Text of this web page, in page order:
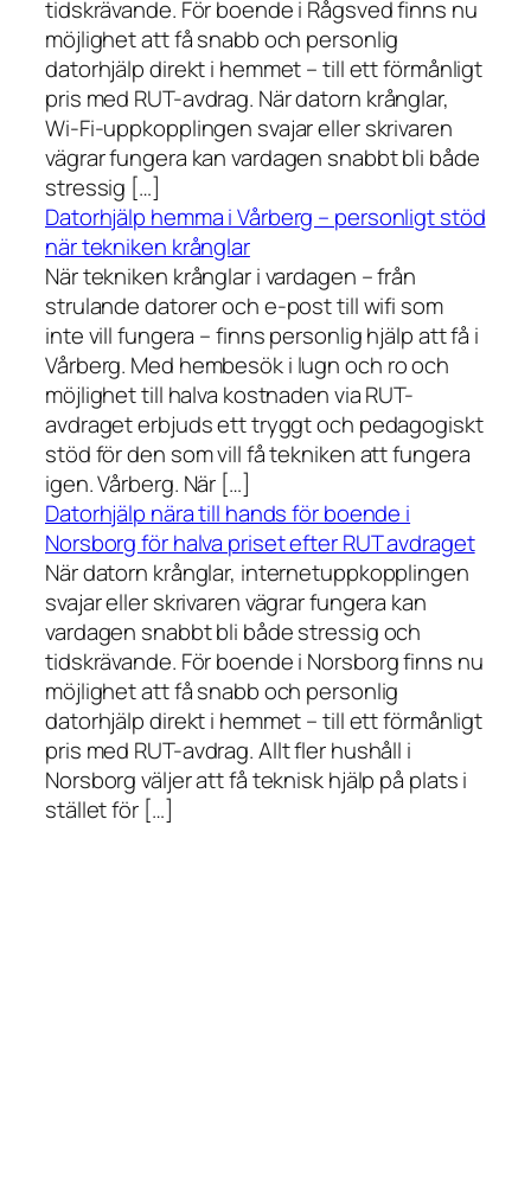
tidskrävande. För boende i Rågsved finns nu
möjlighet att få snabb och personlig
datorhjälp direkt i hemmet – till ett förmånligt
pris med RUT-avdrag. När datorn krånglar,
Wi-Fi-uppkopplingen svajar eller skrivaren
vägrar fungera kan vardagen snabbt bli både
stressig […]
Datorhjälp hemma i Vårberg – personligt stöd
när tekniken krånglar
När tekniken krånglar i vardagen – från
strulande datorer och e-post till wifi som
inte vill fungera – finns personlig hjälp att få i
Vårberg. Med hembesök i lugn och ro och
möjlighet till halva kostnaden via RUT-
avdraget erbjuds ett tryggt och pedagogiskt
stöd för den som vill få tekniken att fungera
igen. Vårberg. När […]
Datorhjälp nära till hands för boende i
Norsborg för halva priset efter RUT avdraget
När datorn krånglar, internetuppkopplingen
svajar eller skrivaren vägrar fungera kan
vardagen snabbt bli både stressig och
tidskrävande. För boende i Norsborg finns nu
möjlighet att få snabb och personlig
datorhjälp direkt i hemmet – till ett förmånligt
pris med RUT-avdrag. Allt fler hushåll i
Norsborg väljer att få teknisk hjälp på plats i
stället för […]